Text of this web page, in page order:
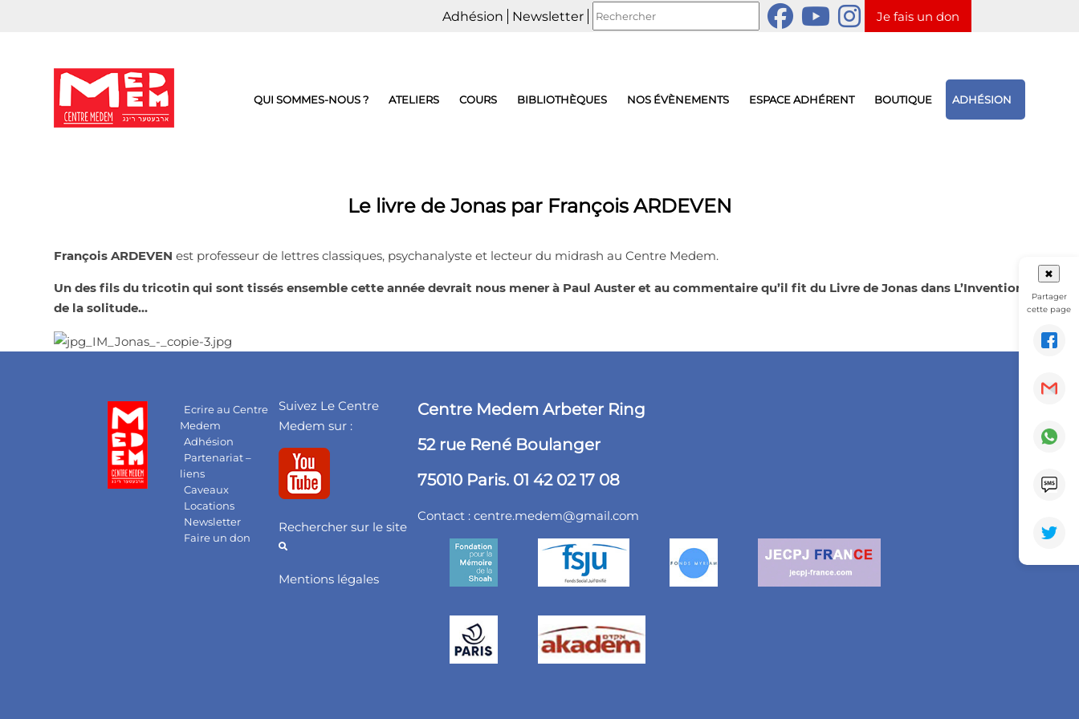
Adhésion Newsletter Je fais un don
QUI SOMMES-NOUS ? ATELIERS COURS BIBLIOTHÈQUES NOS ÉVÈNEMENTS ESPACE ADHÉRENT BOUTIQUE ADHÉSION
Le livre de Jonas par François ARDEVEN
François ARDEVEN est professeur de lettres classiques, psychanalyste et lecteur du midrash au Centre Medem.
Un des fils du tricotin qui sont tissés ensemble cette année devrait nous mener à Paul Auster et au commentaire qu’il fit du Livre de Jonas dans L’Invention
de la solitude…
Ecrire au Centre
Medem
Adhésion
Partenariat –
liens
Caveaux
Locations
Newsletter
Faire un don
Suivez Le Centre
Medem sur :
Rechercher sur le site
Mentions légales
Centre Medem Arbeter Ring
52 rue René Boulanger
75010 Paris. 01 42 02 17 08
Contact :centre.medem@gmail.com
✖
Partager
cette page